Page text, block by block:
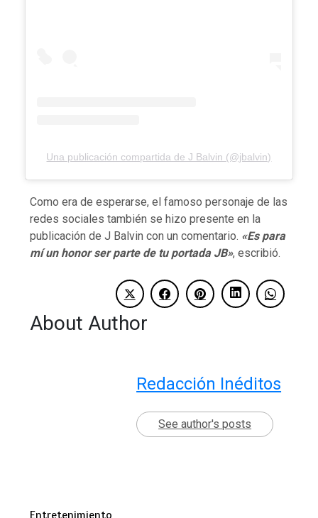
Una publicación compartida de J Balvin (@jbalvin)
Como era de esperarse, el famoso personaje de las
redes sociales también se hizo presente en la
publicación de J Balvin con un comentario. «Es para
mí un honor ser parte de tu portada JB», escribió.
About Author
Redacción Inéditos
See author's posts
Entretenimiento